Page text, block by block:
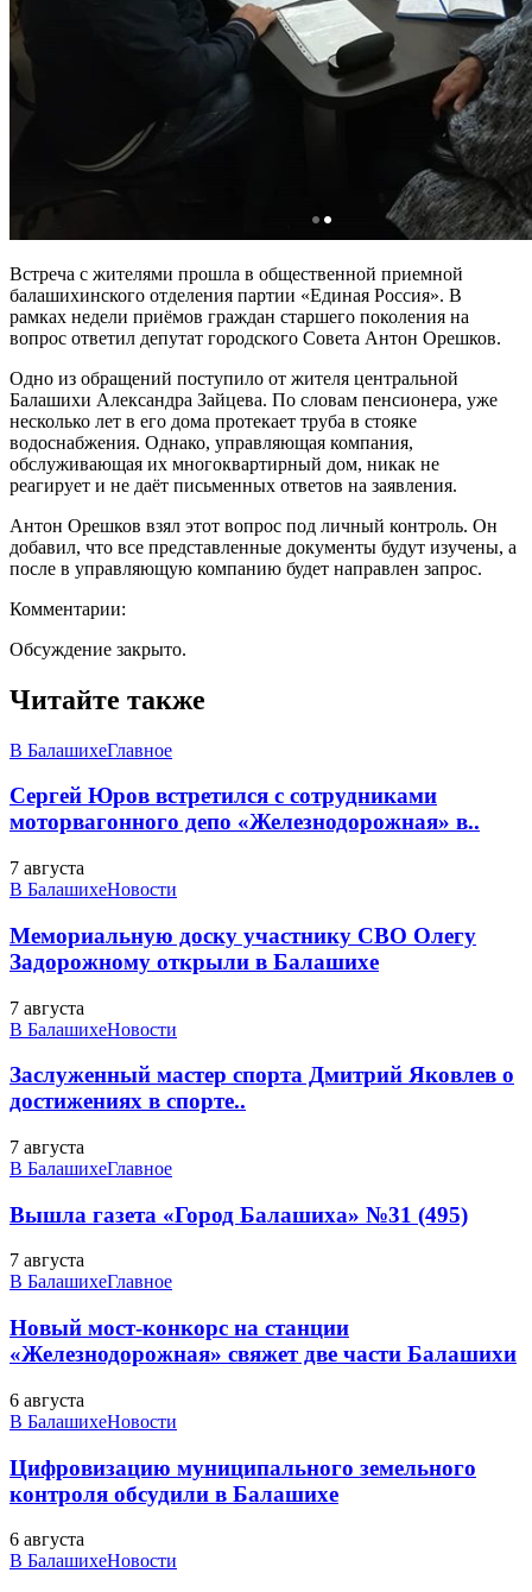
Встреча с жителями прошла в общественной приемной
балашихинского отделения партии «Единая Россия». В
рамках недели приёмов граждан старшего поколения на
вопрос ответил депутат городского Совета Антон Орешков.
Одно из обращений поступило от жителя центральной
Балашихи Александра Зайцева. По словам пенсионера, уже
несколько лет в его дома протекает труба в стояке
водоснабжения. Однако, управляющая компания,
обслуживающая их многоквартирный дом, никак не
реагирует и не даёт письменных ответов на заявления.
Антон Орешков взял этот вопрос под личный контроль. Он
добавил, что все представленные документы будут изучены, а
после в управляющую компанию будет направлен запрос.
Комментарии:
Обсуждение закрыто.
Читайте также
В БалашихеГлавное
Сергей Юров встретился с сотрудниками
моторвагонного депо «Железнодорожная» в..
7 августа
В БалашихеНовости
Мемориальную доску участнику СВО Олегу
Задорожному открыли в Балашихе
7 августа
В БалашихеНовости
Заслуженный мастер спорта Дмитрий Яковлев о
достижениях в спорте..
7 августа
В БалашихеГлавное
Вышла газета «Город Балашиха» №31 (495)
7 августа
В БалашихеГлавное
Новый мост-конкорс на станции
«Железнодорожная» свяжет две части Балашихи
6 августа
В БалашихеНовости
Цифровизацию муниципального земельного
контроля обсудили в Балашихе
6 августа
В БалашихеНовости